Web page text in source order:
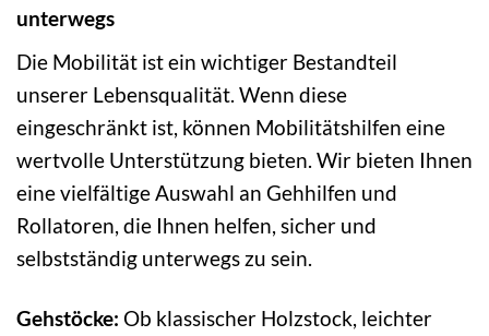
unterwegs
Die Mobilität ist ein wichtiger Bestandteil
unserer Lebensqualität. Wenn diese
eingeschränkt ist, können Mobilitätshilfen eine
wertvolle Unterstützung bieten. Wir bieten Ihnen
eine vielfältige Auswahl an Gehhilfen und
Rollatoren, die Ihnen helfen, sicher und
selbstständig unterwegs zu sein.
Gehstöcke: Ob klassischer Holzstock, leichter